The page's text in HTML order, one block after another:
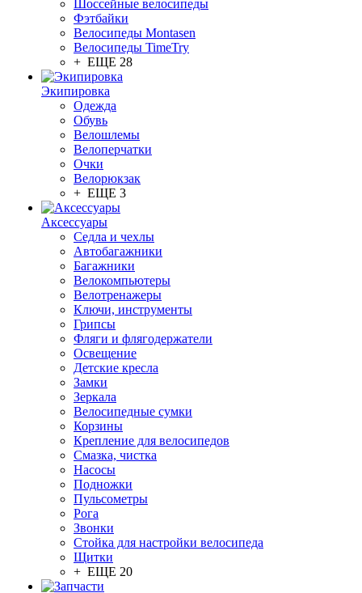
Шоссейные велосипеды
Фэтбайки
Велосипеды Montasen
Велосипеды TimeTry
+ ЕЩЕ 28
Экипировка
Одежда
Обувь
Велошлемы
Велоперчатки
Очки
Велорюкзак
+ ЕЩЕ 3
Аксессуары
Седла и чехлы
Автобагажники
Багажники
Велокомпьютеры
Велотренажеры
Ключи, инструменты
Грипсы
Фляги и флягодержатели
Освещение
Детские кресла
Замки
Зеркала
Велосипедные сумки
Корзины
Крепление для велосипедов
Смазка, чистка
Насосы
Подножки
Пульсометры
Рога
Звонки
Стойка для настройки велосипеда
Щитки
+ ЕЩЕ 20